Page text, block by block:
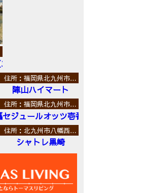
ーゼットオー）
住所：福岡県北九州市…
陣山ハイマート
前
住所：福岡県北九州市…
セジュールオッツ壱番館
住所：北九州市八幡西…
シャトレ黒崎